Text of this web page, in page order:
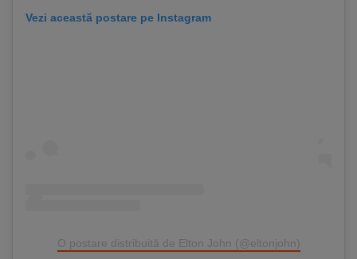
Vezi această postare pe Instagram
O postare distribuită de Elton John (@eltonjohn)